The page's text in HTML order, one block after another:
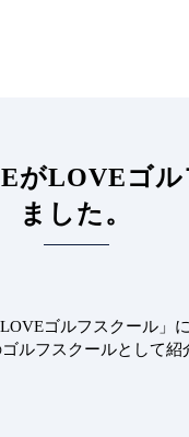
がLOVEゴ
ました。
ゴルフスクール」
ルフスクールとして